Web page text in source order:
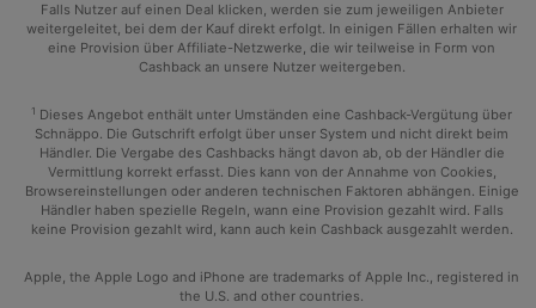
Falls Nutzer auf einen Deal klicken, werden sie zum jeweiligen Anbieter
weitergeleitet, bei dem der Kauf direkt erfolgt. In einigen Fällen erhalten wir
eine Provision über Affiliate-Netzwerke, die wir teilweise in Form von
Cashback an unsere Nutzer weitergeben.
1 Dieses Angebot enthält unter Umständen eine Cashback-Vergütung über
Schnäppo. Die Gutschrift erfolgt über unser System und nicht direkt beim
Händler. Die Vergabe des Cashbacks hängt davon ab, ob der Händler die
Vermittlung korrekt erfasst. Dies kann von der Annahme von Cookies,
Browsereinstellungen oder anderen technischen Faktoren abhängen. Einige
Händler haben spezielle Regeln, wann eine Provision gezahlt wird. Falls
keine Provision gezahlt wird, kann auch kein Cashback ausgezahlt werden.
Apple, the Apple Logo and iPhone are trademarks of Apple Inc., registered in
the U.S. and other countries.